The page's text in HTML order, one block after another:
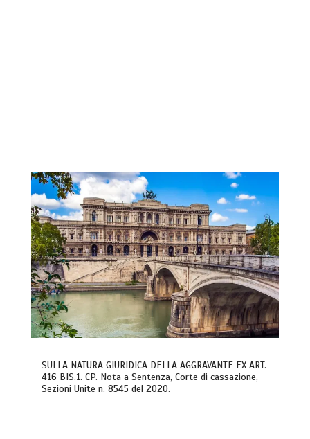
SULLA NATURA GIURIDICA DELLA AGGRAVANTE EX ART.
416 BIS.1. CP. Nota a Sentenza, Corte di cassazione,
Sezioni Unite n. 8545 del 2020.